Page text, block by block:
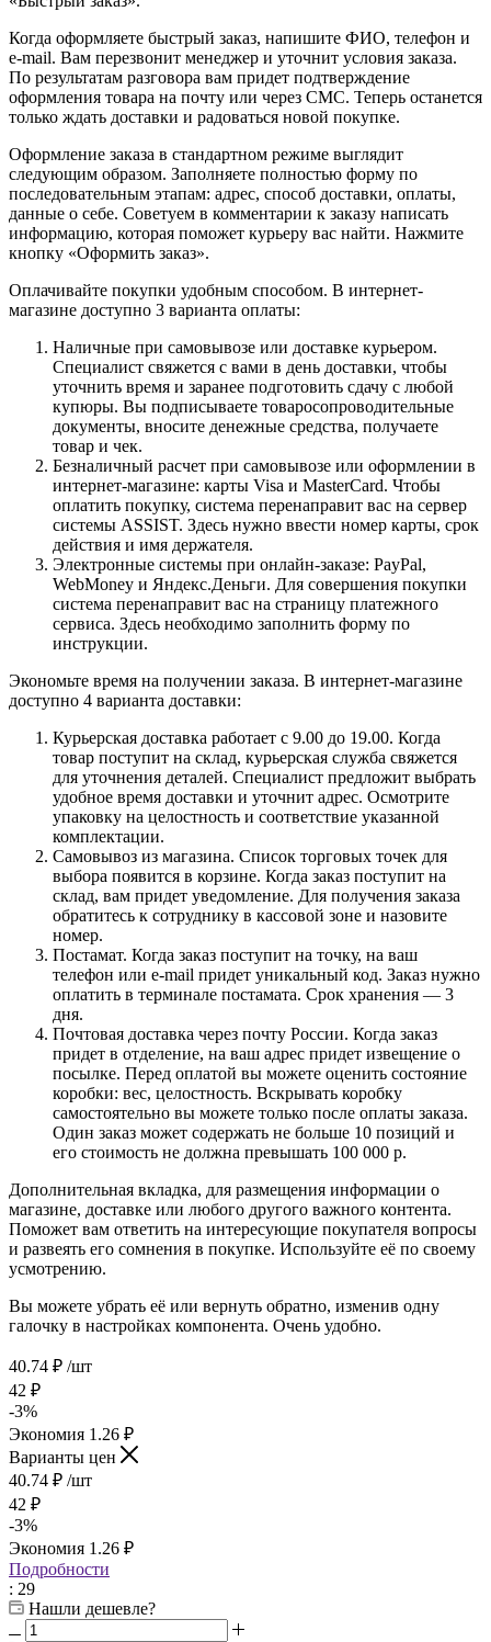
Когда оформляете быстрый заказ, напишите ФИО, телефон и
e-mail. Вам перезвонит менеджер и уточнит условия заказа.
По результатам разговора вам придет подтверждение
оформления товара на почту или через СМС. Теперь останется
только ждать доставки и радоваться новой покупке.
Оформление заказа в стандартном режиме выглядит
следующим образом. Заполняете полностью форму по
последовательным этапам: адрес, способ доставки, оплаты,
данные о себе. Советуем в комментарии к заказу написать
информацию, которая поможет курьеру вас найти. Нажмите
кнопку «Оформить заказ».
Оплачивайте покупки удобным способом. В интернет-
магазине доступно 3 варианта оплаты:
Наличные при самовывозе или доставке курьером.
Специалист свяжется с вами в день доставки, чтобы
уточнить время и заранее подготовить сдачу с любой
купюры. Вы подписываете товаросопроводительные
документы, вносите денежные средства, получаете
товар и чек.
Безналичный расчет при самовывозе или оформлении в
интернет-магазине: карты Visa и MasterCard. Чтобы
оплатить покупку, система перенаправит вас на сервер
системы ASSIST. Здесь нужно ввести номер карты, срок
действия и имя держателя.
Электронные системы при онлайн-заказе: PayPal,
WebMoney и Яндекс.Деньги. Для совершения покупки
система перенаправит вас на страницу платежного
сервиса. Здесь необходимо заполнить форму по
инструкции.
Экономьте время на получении заказа. В интернет-магазине
доступно 4 варианта доставки:
Курьерская доставка работает с 9.00 до 19.00. Когда
товар поступит на склад, курьерская служба свяжется
для уточнения деталей. Специалист предложит выбрать
удобное время доставки и уточнит адрес. Осмотрите
упаковку на целостность и соответствие указанной
комплектации.
Самовывоз из магазина. Список торговых точек для
выбора появится в корзине. Когда заказ поступит на
склад, вам придет уведомление. Для получения заказа
обратитесь к сотруднику в кассовой зоне и назовите
номер.
Постамат. Когда заказ поступит на точку, на ваш
телефон или e-mail придет уникальный код. Заказ нужно
оплатить в терминале постамата. Срок хранения — 3
дня.
Почтовая доставка через почту России. Когда заказ
придет в отделение, на ваш адрес придет извещение о
посылке. Перед оплатой вы можете оценить состояние
коробки: вес, целостность. Вскрывать коробку
самостоятельно вы можете только после оплаты заказа.
Один заказ может содержать не больше 10 позиций и
его стоимость не должна превышать 100 000 р.
Дополнительная вкладка, для размещения информации о
магазине, доставке или любого другого важного контента.
Поможет вам ответить на интересующие покупателя вопросы
и развеять его сомнения в покупке. Используйте её по своему
усмотрению.
Вы можете убрать её или вернуть обратно, изменив одну
галочку в настройках компонента. Очень удобно.
40.74 ₽ /шт
42 ₽
-3%
Экономия 1.26 ₽
Варианты цен
40.74 ₽ /шт
42 ₽
-3%
Экономия 1.26 ₽
Подробности
: 29
Нашли дешевле?